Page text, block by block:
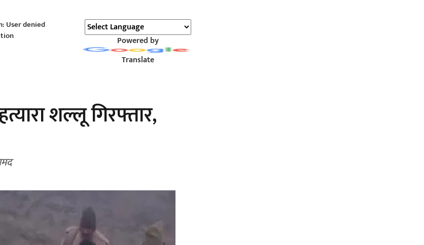
User denied
Powered by
Translate
शल्लू गिरफ्तार,